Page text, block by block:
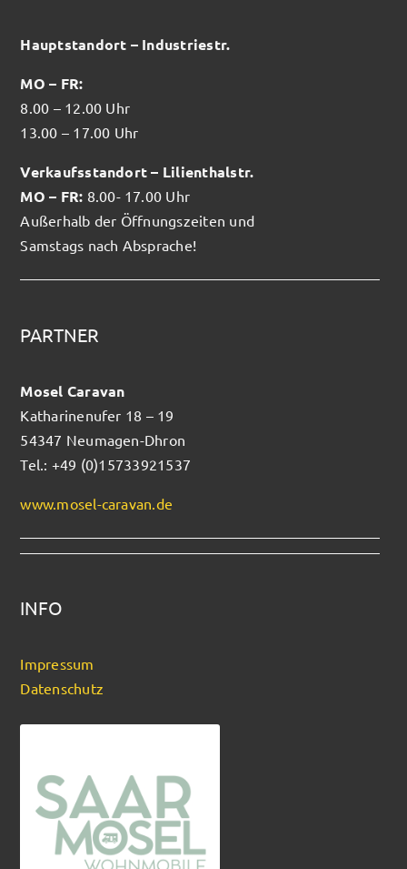
Hauptstandort – Industriestr.
MO – FR:
8.00 – 12.00 Uhr
13.00 – 17.00 Uhr
Verkaufsstandort – Lilienthalstr.
MO – FR: 8.00- 17.00 Uhr
Außerhalb der Öffnungszeiten und
Samstags nach Absprache!
PARTNER
Mosel Caravan
Katharinenufer 18 – 19
54347 Neumagen-Dhron
Tel.: +49 (0)15733921537
www.mosel-caravan.de
INFO
Impressum
Datenschutz